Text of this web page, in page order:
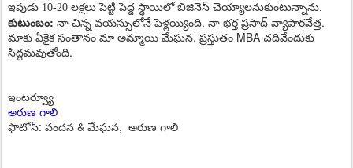
ఇపుడు 10-20 ల‌క్ష‌లు పెట్టి పెద్ద స్థాయిలో బిజినెస్ చెయ్యాల‌నుకుంటున్నాను.
కుటుంబం: నా చిన్న వ‌య‌స్సులోనే పెళ్ల‌య్యింది. నా భ‌ర్త ప్ర‌సాద్ వ్యాపార‌వేత్త.
మాకు ఏకైక సంతానం మా అమ్మాయి మేఘన. ప్రస్తుతం MBA చదివేందుకు
సిద్ధమవుతోంది.
ఇంటర్వ్యూ
అరుణ గాలి
ఫొటోస్: వందన & మేఘన, అరుణ గాలి